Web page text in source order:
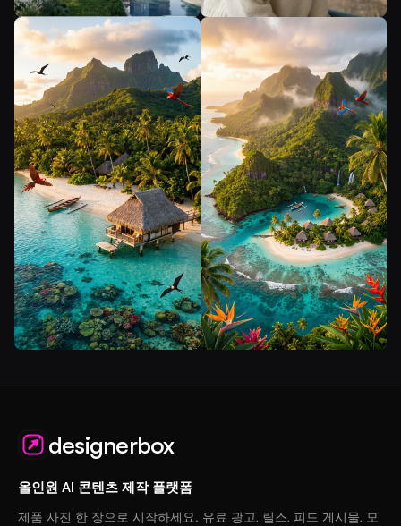
designerbox
올인원 AI 콘텐츠 제작 플랫폼
제품 사진 한 장으로 시작하세요. 유료 광고, 릴스, 피드 게시물, 모